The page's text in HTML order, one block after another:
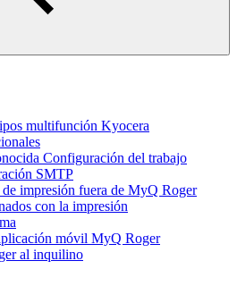
multifunción Kyocera
Configuración del trabajo
SMTP
impresión fuera de MyQ Roger
con la impresión
móvil MyQ Roger
al inquilino